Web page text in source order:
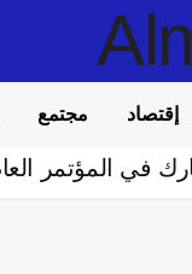
إقتصاد مجتمع
في المؤتمر